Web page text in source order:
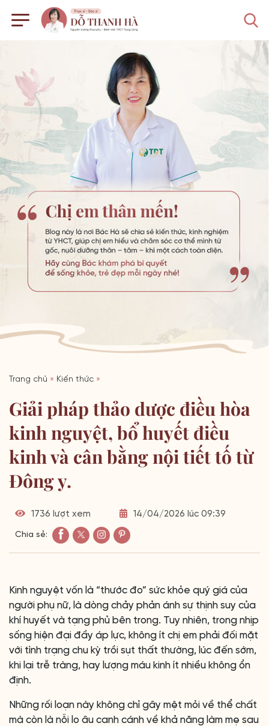
Trang chủ » Kiến thức »
Giải pháp thảo dược điều hòa
kinh nguyệt, bổ huyết điều
kinh và cân bằng nội tiết tố từ
Đông y.
1736 lượt xem 14/04/2026 lúc 09:39
Chia sẻ:
Kinh nguyệt vốn là “thước đo” sức khỏe quý giá của
người phụ nữ, là dòng chảy phản ánh sự thịnh suy của
khí huyết và tạng phủ bên trong. Tuy nhiên, trong nhịp
sống hiện đại đầy áp lực, không ít chị em phải đối mặt
với tình trạng chu kỳ trồi sụt thất thường, lúc đến sớm,
khi lại trễ tràng, hay lượng máu kinh ít nhiều không ổn
định.
Những rối loạn này không chỉ gây mệt mỏi về thể chất
mà còn là nỗi lo âu canh cánh về khả năng làm mẹ sau